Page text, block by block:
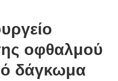
οφθαλμού
δάγκωμα